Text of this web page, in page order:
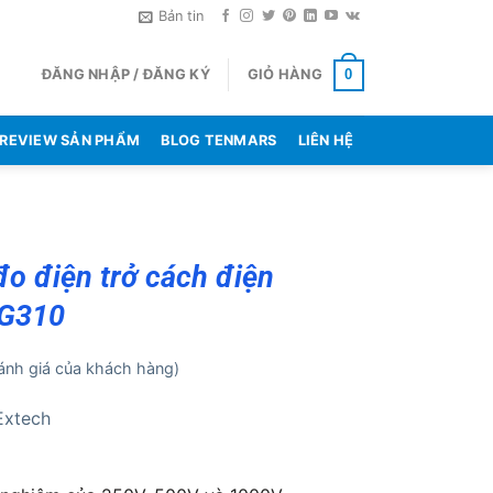
Bản tin
ĐĂNG NHẬP / ĐĂNG KÝ GIỎ HÀNG 0
REVIEW SẢN PHẨM BLOG TENMARS LIÊN HỆ
điện trở cách điện
giá của khách hàng)